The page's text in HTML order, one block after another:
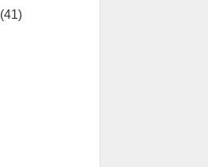
(41)